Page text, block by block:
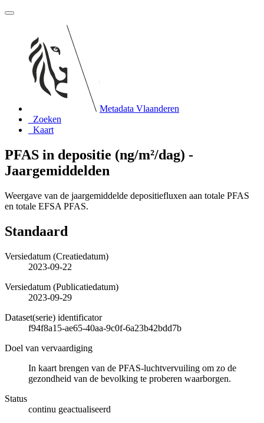
Metadata Vlaanderen
Zoeken
Kaart
PFAS in depositie (ng/m²/dag) -
Jaargemiddelden
Weergave van de jaargemiddelde depositiefluxen aan totale PFAS
en totale EFSA PFAS.
Standaard
Versiedatum (Creatiedatum)
2023-09-22
Versiedatum (Publicatiedatum)
2023-09-29
Dataset(serie) identificator
f94f8a15-ae65-40aa-9c0f-6a23b42bdd7b
Doel van vervaardiging
In kaart brengen van de PFAS-luchtvervuiling om zo de
gezondheid van de bevolking te proberen waarborgen.
Status
continu geactualiseerd